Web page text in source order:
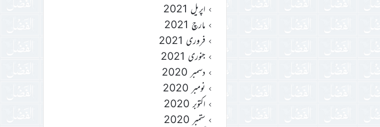
اپریل 2021
مارچ 2021
فروری 2021
جنوری 2021
دسمبر 2020
نومبر 2020
اکتوبر 2020
ستمبر 2020